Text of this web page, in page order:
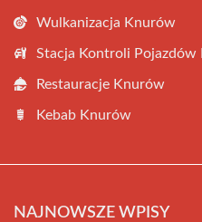
Wulkanizacja Knurów
Stacja Kontroli Pojazdów
Restauracje Knurów
Kebab Knurów
NAJNOWSZE WPISY